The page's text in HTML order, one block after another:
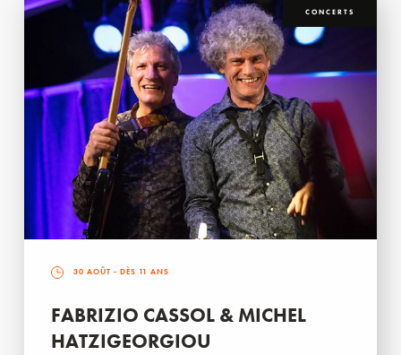
CONCERTS
30 AOÛT - DÈS 11 ANS
FABRIZIO CASSOL & MICHEL
HATZIGEORGIOU